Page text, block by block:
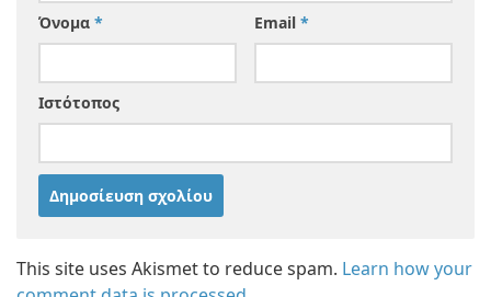
Όνομα * Email *
Ιστότοπος
This site uses Akismet to reduce spam. Learn how your